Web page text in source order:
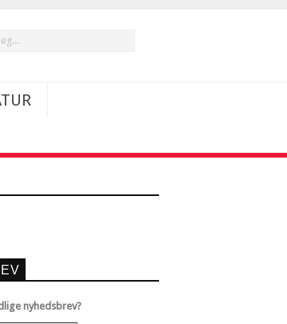
nyhedsbrev?